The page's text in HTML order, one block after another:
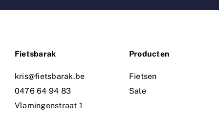
Fietsbarak
kris@fietsbarak.be
0476 64 94 83
Vlamingenstraat 1
Producten
Fietsen
Sale